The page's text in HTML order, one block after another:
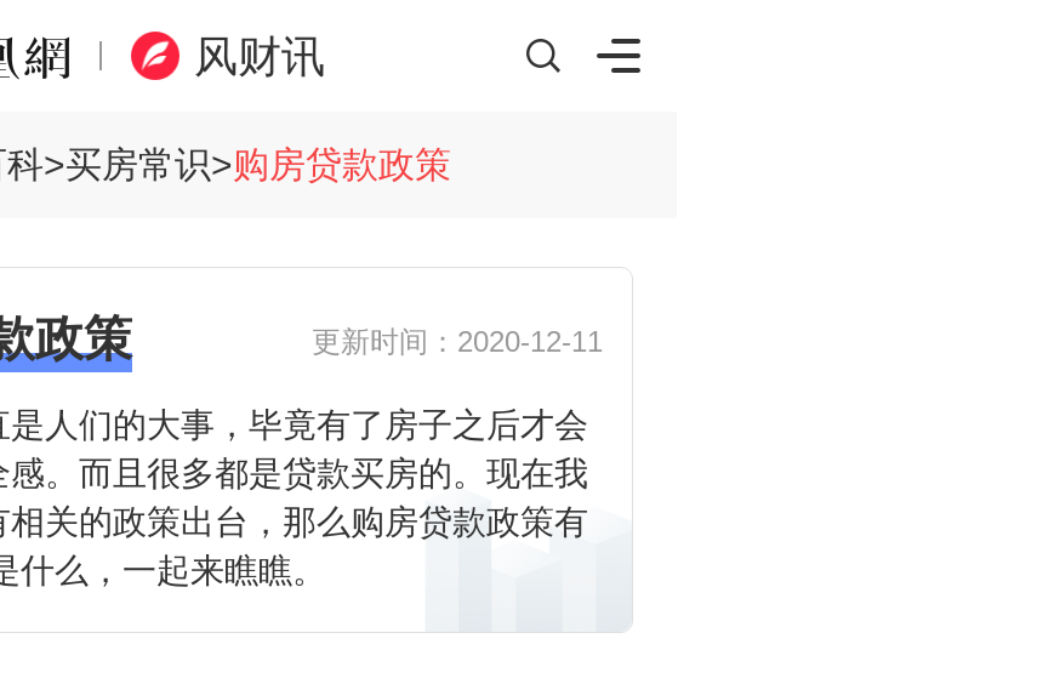
风财讯
>买房常识>购房贷款政策
政策 更新时间：2020-12-11
是人们的大事，毕竟有了房子之后才会
感。而且很多都是贷款买房的。现在我
相关的政策出台，那么购房贷款政策有
什么，一起来瞧瞧。